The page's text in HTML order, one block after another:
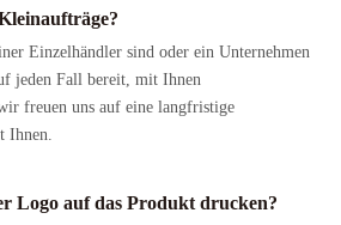
Einzelhändler sind oder ein Unternehmen
jeden Fall bereit, mit Ihnen
freuen uns auf eine langfristige
Ihnen.
Logo auf das Produkt drucken?